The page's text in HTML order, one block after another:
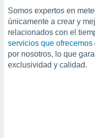
más
nuestra
y
Somos expertos en
únicamente a crear y
relacionados con el
servicios que ofrecemos
por nosotros, lo que
exclusividad y calidad.